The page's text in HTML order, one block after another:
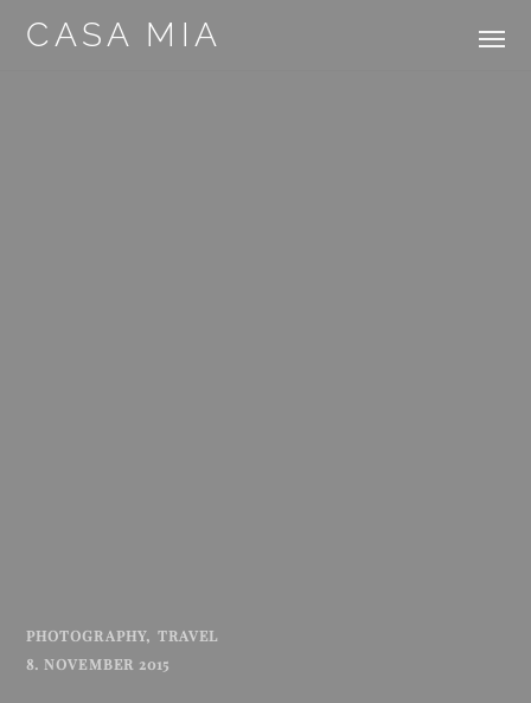
CASA MIA
PHOTOGRAPHY
TRAVEL
8. NOVEMBER 2015